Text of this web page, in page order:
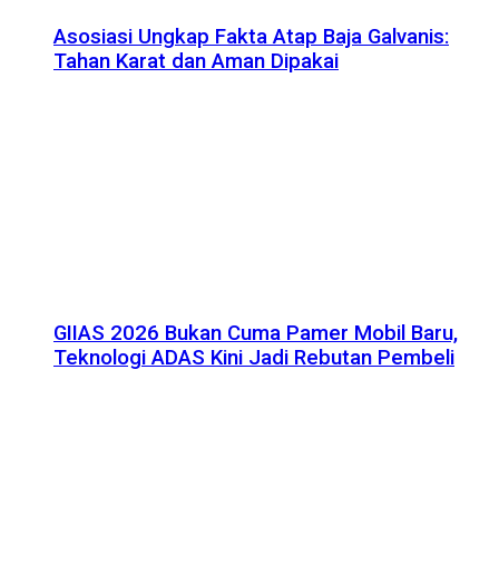
Asosiasi Ungkap Fakta Atap Baja Galvanis:
Tahan Karat dan Aman Dipakai
GIIAS 2026 Bukan Cuma Pamer Mobil Baru,
Teknologi ADAS Kini Jadi Rebutan Pembeli